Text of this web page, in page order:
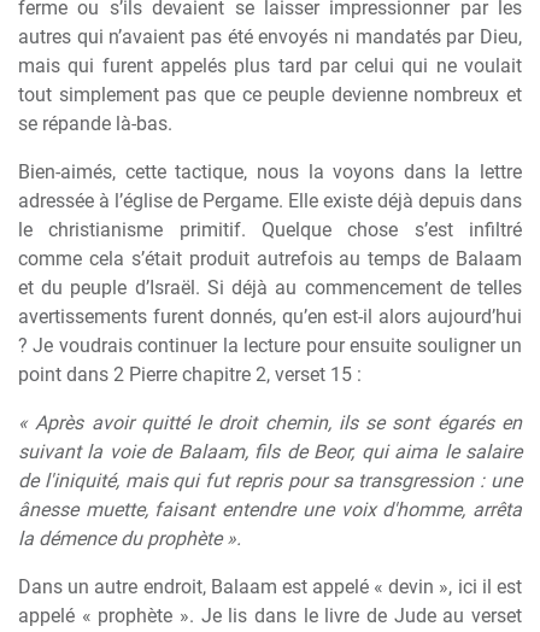
ferme ou s’ils devaient se laisser impressionner par les
autres qui n’avaient pas été envoyés ni mandatés par Dieu,
mais qui furent appelés plus tard par celui qui ne voulait
tout simplement pas que ce peuple devienne nombreux et
se répande là-bas.
Bien-aimés, cette tactique, nous la voyons dans la lettre
adressée à l’église de Pergame. Elle existe déjà depuis dans
le christianisme primitif. Quelque chose s’est infiltré
comme cela s’était produit autrefois au temps de Balaam
et du peuple d’Israël. Si déjà au commencement de telles
avertissements furent donnés, qu’en est-il alors aujourd’hui
? Je voudrais continuer la lecture pour ensuite souligner un
point dans 2 Pierre chapitre 2, verset 15 :
« Après avoir quitté le droit chemin, ils se sont égarés en
suivant la voie de Balaam, fils de Beor, qui aima le salaire
de l'iniquité, mais qui fut repris pour sa transgression : une
ânesse muette, faisant entendre une voix d'homme, arrêta
la démence du prophète ».
Dans un autre endroit, Balaam est appelé « devin », ici il est
appelé « prophète ». Je lis dans le livre de Jude au verset